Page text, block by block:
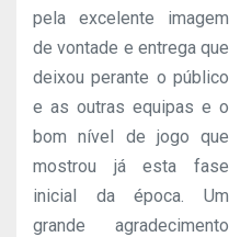
pela excelente imagem
de vontade e entrega que
deixou perante o público
e as outras equipas e o
bom nível de jogo que
mostrou já esta fase
inicial da época. Um
grande agradecimento